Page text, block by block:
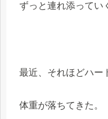
ずっと連れ添ってい
最近、それほどハー
体重が落ちてきた。